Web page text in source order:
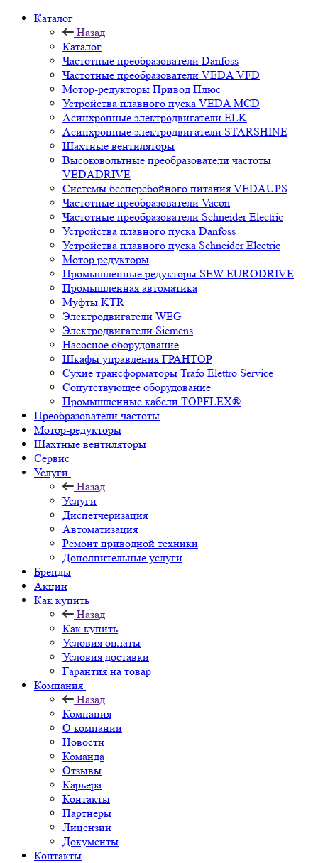
Каталог
Назад
Каталог
Частотные преобразователи Danfoss
Частотные преобразователи VEDA VFD
Мотор-редукторы Привод Плюс
Устройства плавного пуска VEDA MCD
Асинхронные электродвигатели ELK
Асинхронные электродвигатели STARSHINE
Шахтные вентиляторы
Высоковольтные преобразователи частоты
VEDADRIVE
Системы бесперебойного питания VEDAUPS
Частотные преобразователи Vacon
Частотные преобразователи Schneider Electric
Устройства плавного пуска Danfoss
Устройства плавного пуска Schneider Electric
Мотор редукторы
Промышленные редукторы SEW-EURODRIVE
Промышленная автоматика
Муфты KTR
Электродвигатели WEG
Электродвигатели Siemens
Насосное оборудование
Шкафы управления ГРАНТОР
Сухие трансформаторы Trafo Elettro Service
Сопутствующее оборудование
Промышленные кабели TOPFLEX®
Преобразователи частоты
Мотор-редукторы
Шахтные вентиляторы
Сервис
Услуги
Назад
Услуги
Диспетчеризация
Автоматизация
Ремонт приводной техники
Дополнительные услуги
Бренды
Акции
Как купить
Назад
Как купить
Условия оплаты
Условия доставки
Гарантия на товар
Компания
Назад
Компания
О компании
Новости
Команда
Отзывы
Карьера
Контакты
Партнеры
Лицензии
Документы
Контакты